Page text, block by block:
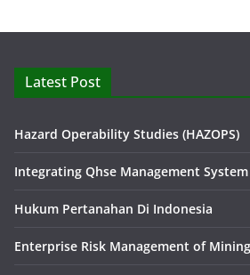
Latest Post
Hazard Operability Studies (HAZOPS)
Integrating Qhse Management System
Hukum Pertanahan Di Indonesia
Enterprise Risk Management of